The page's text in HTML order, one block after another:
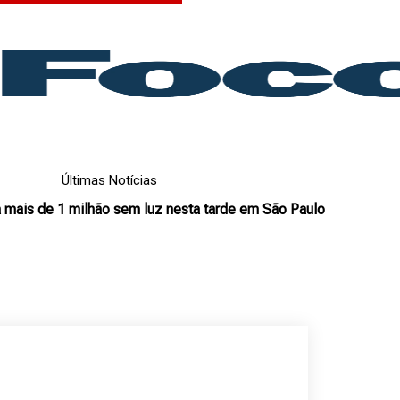
Últimas Notícias
de 1 milhão sem luz nesta tarde em São Paulo